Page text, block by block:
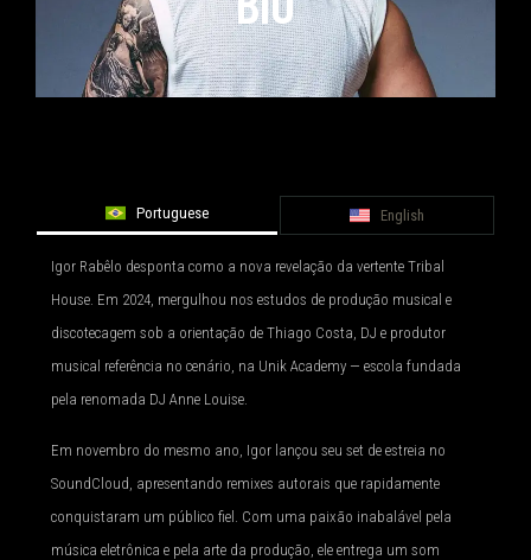
Portuguese English
Igor Rabêlo desponta como a nova revelação da vertente Tribal
House. Em 2024, mergulhou nos estudos de produção musical e
discotecagem sob a orientação de Thiago Costa, DJ e produtor
musical referência no cenário, na Unik Academy — escola fundada
pela renomada DJ Anne Louise.
Em novembro do mesmo ano, Igor lançou seu set de estreia no
SoundCloud, apresentando remixes autorais que rapidamente
conquistaram um público fiel. Com uma paixão inabalável pela
música eletrônica e pela arte da produção, ele entrega um som